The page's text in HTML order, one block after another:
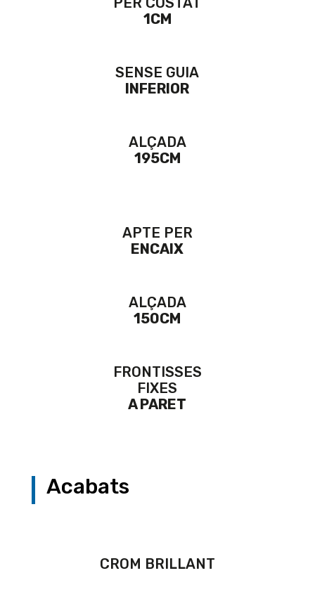
1CM
SENSE GUIA
INFERIOR
ALÇADA
195CM
APTE PER
ENCAIX
ALÇADA
150CM
FRONTISSES
FIXES
A PARET
Acabats
CROM BRILLANT